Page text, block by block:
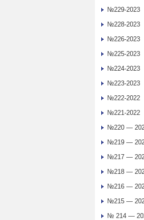
№229-2023
№228-2023
№226-2023
№225-2023
№224-2023
№223-2023
№222-2022
№221-2022
№220 —
№219 —
№217 —
№218 —
№216 —
№215 —
№ 214 —